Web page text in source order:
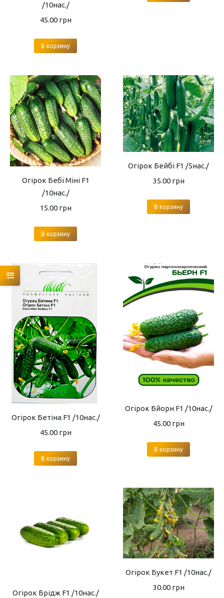
/10нас./
45.00 грн
В корзину
Огірок Бебі Міні F1
/10нас./
15.00 грн
В корзину
Огірок Бейбі F1 /5нас./
35.00 грн
В корзину
Огірок Бетіна F1 /10нас./
45.00 грн
В корзину
Огірок Бйорн F1 /10нас./
45.00 грн
В корзину
Огірок Брідж F1 /10нас./
Огірок Букет F1 /10нас./
30.00 грн